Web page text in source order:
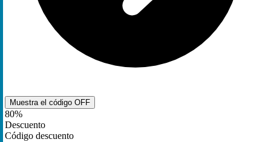
Muestra el código OFF
80%
Descuento
Código descuento